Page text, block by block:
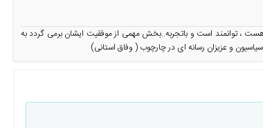
، توانمند است و باتجربه..بخش مهمی از موفقیت ایشان برمی گردد به
و عزیزان رسانه ای در چارچوب ( وفاق استانی)